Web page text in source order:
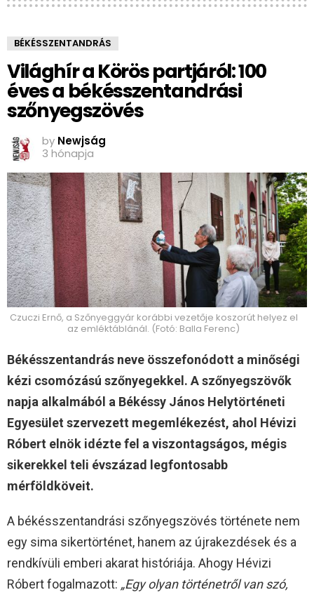
BÉKÉSSZENTANDRÁS
Világhír a Körös partjáról: 100
éves a békésszentandrási
szőnyegszövés
by Newjság
3 hónapja
Czuczi Ernő, a Szőnyeggyár korábbi vezetője koszorút helyez el
az emléktáblánál. (Fotó: Balla Ferenc)
Békésszentandrás neve összefonódott a minőségi
kézi csomózású szőnyegekkel. A szőnyegszövők
napja alkalmából a Békéssy János Helytörténeti
Egyesület szervezett megemlékezést, ahol Hévizi
Róbert elnök idézte fel a viszontagságos, mégis
sikerekkel teli évszázad legfontosabb
mérföldköveit.
A békésszentandrási szőnyegszövés története nem
egy sima sikertörténet, hanem az újrakezdések és a
rendkívüli emberi akarat históriája. Ahogy Hévizi
Róbert fogalmazott: „Egy olyan történetről van szó,